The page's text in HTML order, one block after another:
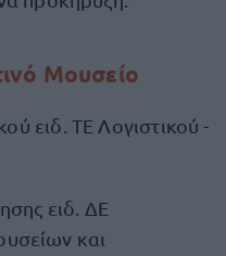
Μουσείο
ειδ. ΤΕ Λογιστικού -
ειδ. ΔΕ
και